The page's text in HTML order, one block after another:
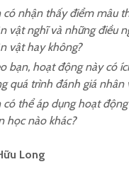
có nhận thấy điểm mâu
vật nghĩ và những điều
vật hay không?
bạn, hoạt động này có
quá trình đánh giá nhân
có thể áp dụng hoạt
học nào khác?
Long